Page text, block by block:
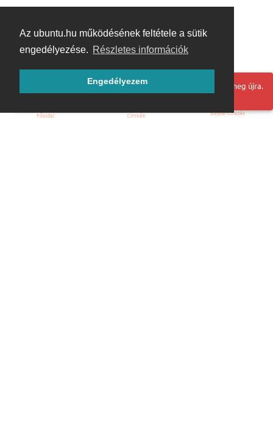
Az ubuntu.hu működésének feltétele a sütik
engedélyezése. Részletes információk
Engedélyezem
Hoppá! Valami hiba történt. Frissítse az oldalt és próbálja meg újra.
Főoldal Címkék Bejelentkezés